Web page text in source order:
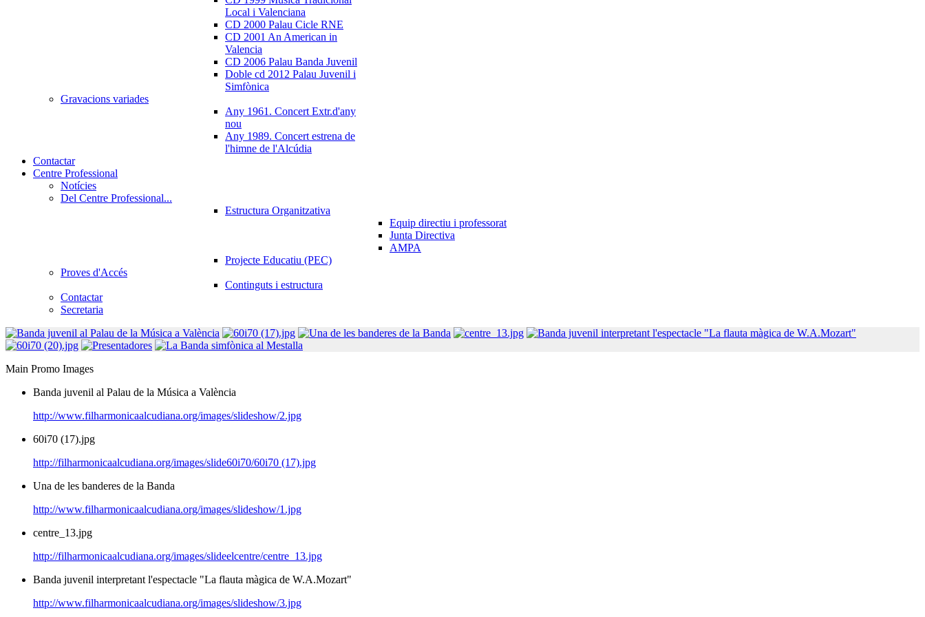
Local i Valenciana
CD 2000 Palau Cicle RNE
CD 2001 An American in
Valencia
CD 2006 Palau Banda Juvenil
Doble cd 2012 Palau Juvenil i
Simfònica
Gravacions variades
Any 1961. Concert Extr.d'any
nou
Any 1989. Concert estrena de
l'himne de l'Alcúdia
Contactar
Centre Professional
Notícies
Del Centre Professional...
Estructura Organitzativa
Equip directiu i professorat
Junta Directiva
AMPA
Projecte Educatiu (PEC)
Proves d'Accés
Continguts i estructura
Contactar
Secretaria
Main Promo Images
Banda juvenil al Palau de la Música a València
http://www.filharmonicaalcudiana.org/images/slideshow/2.jpg
60i70 (17).jpg
http://filharmonicaalcudiana.org/images/slide60i70/60i70 (17).jpg
Una de les banderes de la Banda
http://www.filharmonicaalcudiana.org/images/slideshow/1.jpg
centre_13.jpg
http://filharmonicaalcudiana.org/images/slideelcentre/centre_13.jpg
Banda juvenil interpretant l'espectacle "La flauta màgica de W.A.Mozart"
http://www.filharmonicaalcudiana.org/images/slideshow/3.jpg